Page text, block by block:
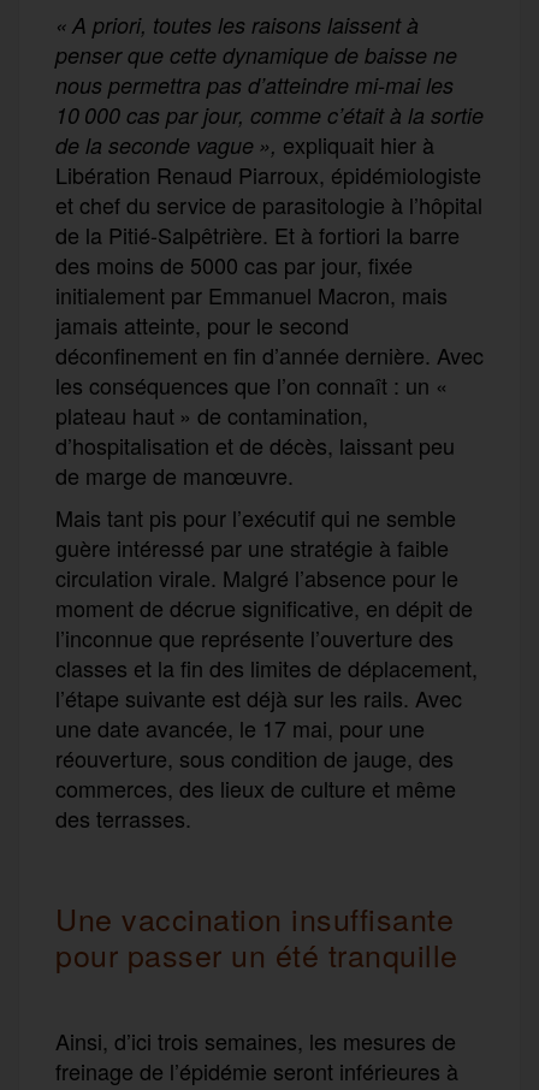
« A priori, toutes les raisons laissent à
penser que cette dynamique de baisse ne
nous permettra pas d’atteindre mi-mai les
10 000 cas par jour, comme c’était à la sortie
de la seconde vague », expliquait hier à
Libération Renaud Piarroux, épidémiologiste
et chef du service de parasitologie à l’hôpital
de la Pitié-Salpêtrière. Et à fortiori la barre
des moins de 5000 cas par jour, fixée
initialement par Emmanuel Macron, mais
jamais atteinte, pour le second
déconfinement en fin d’année dernière. Avec
les conséquences que l’on connaît : un «
plateau haut » de contamination,
d’hospitalisation et de décès, laissant peu
de marge de manœuvre.
Mais tant pis pour l’exécutif qui ne semble
guère intéressé par une stratégie à faible
circulation virale. Malgré l’absence pour le
moment de décrue significative, en dépit de
l’inconnue que représente l’ouverture des
classes et la fin des limites de déplacement,
l’étape suivante est déjà sur les rails. Avec
une date avancée, le 17 mai, pour une
réouverture, sous condition de jauge, des
commerces, des lieux de culture et même
des terrasses.
Une vaccination insuffisante
pour passer un été tranquille
Ainsi, d’ici trois semaines, les mesures de
freinage de l’épidémie seront inférieures à